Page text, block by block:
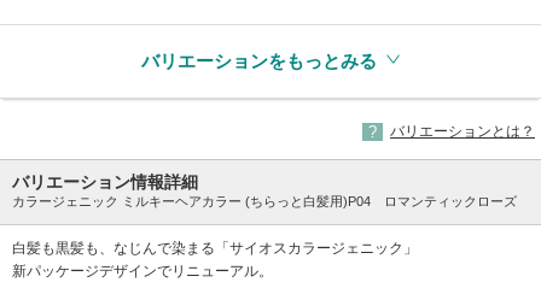
バリエーションをもっとみる
バリエーションとは？
バリエーション情報詳細
カラージェニック ミルキーヘアカラー (ちらっと白髪用)P04 ロマンティックローズ
白髪も黒髪も、なじんで染まる「サイオスカラージェニック」
新パッケージデザインでリニューアル。